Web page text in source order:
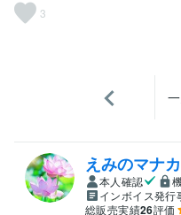
3
えみのマナ
本人確認
インボイス発行
総販売実績26評価